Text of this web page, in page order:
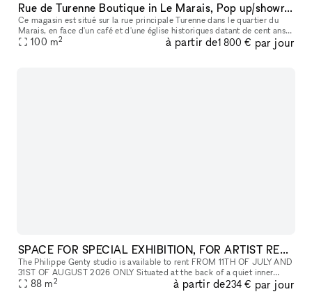
Rue de Turenne Boutique in Le Marais, Pop up/showroom
Ce magasin est situé sur la rue principale Turenne dans le quartier du
Marais, en face d'un café et d'une église historiques datant de cent ans.
Il est également proche de nombreux galeries d'art ren
100 m2 à partir de1 800 € par jour
SPACE FOR SPECIAL EXHIBITION, FOR ARTIST RESIDENCY(REHEARSAL, SHOOTING PHOTO, MOOVIE), REHEARSALS, TEMPORARY STORAGE
The Philippe Genty studio is available to rent FROM 11TH OF JULY AND
31ST OF AUGUST 2026 ONLY Situated at the back of a quiet inner
courtyard, this space of at least 88 m² is equipped with sound a
88 m2 à partir de234 € par jour